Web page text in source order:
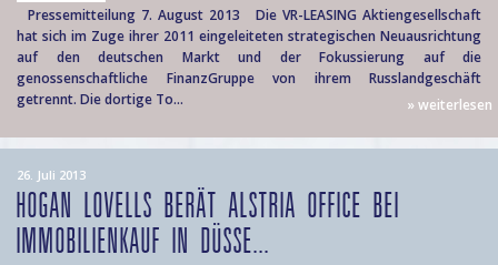
Pressemitteilung 7. August 2013 Die VR-LEASING Aktiengesellschaft
hat sich im Zuge ihrer 2011 eingeleiteten strategischen Neuausrichtung
auf den deutschen Markt und der Fokussierung auf die
genossenschaftliche FinanzGruppe von ihrem Russlandgeschäft
getrennt. Die dortige To...
» weiterlesen
26. Juli 2013
HOGAN LOVELLS BERÄT ALSTRIA OFFICE BEI
IMMOBILIENKAUF IN DÜSSE...